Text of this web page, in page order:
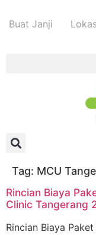
Buat Janji
Tag: MCU
Rincian Biaya
Clinic Tangerang
Rincian Biaya